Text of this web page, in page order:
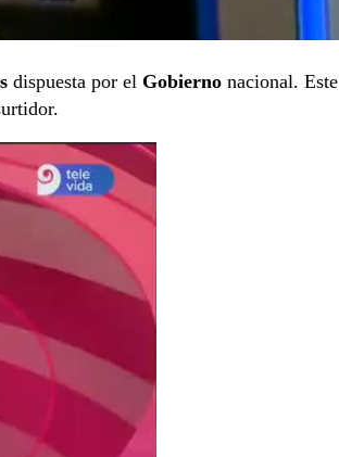
dispuesta por el Gobierno nacional. Este